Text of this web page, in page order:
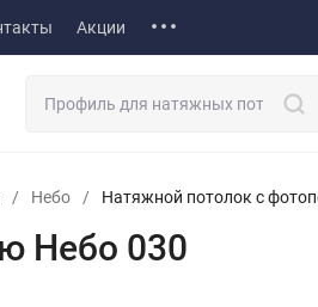
Акции
/ Небо / Натяжной потолок с
Небо 030